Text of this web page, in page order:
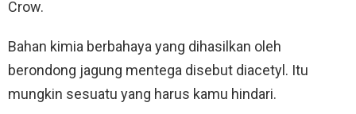
Crow.
Bahan kimia berbahaya yang dihasilkan oleh
berondong jagung mentega disebut diacetyl. Itu
mungkin sesuatu yang harus kamu hindari.